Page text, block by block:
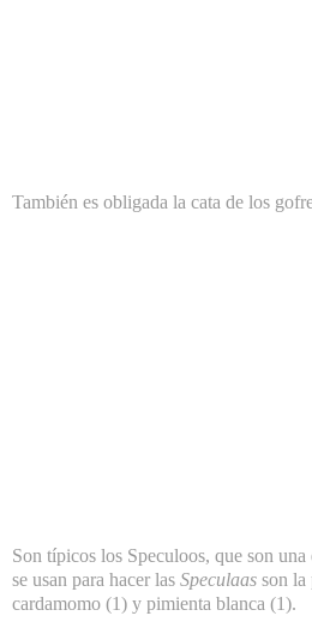
También es obligada la cata de los
Son típicos los Speculoos, que son
se usan para hacer las Speculaas son la
cardamomo (1) y pimienta blanca (1).